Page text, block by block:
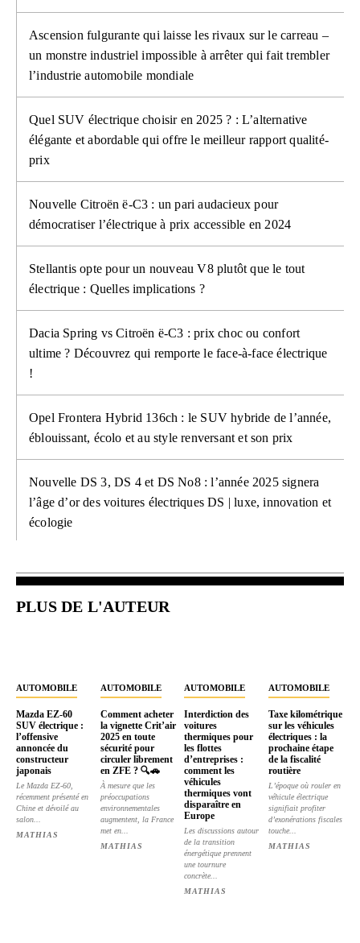
Ascension fulgurante qui laisse les rivaux sur le carreau –
un monstre industriel impossible à arrêter qui fait trembler
l’industrie automobile mondiale
Quel SUV électrique choisir en 2025 ? : L’alternative
élégante et abordable qui offre le meilleur rapport qualité-
prix
Nouvelle Citroën ë-C3 : un pari audacieux pour
démocratiser l’électrique à prix accessible en 2024
Stellantis opte pour un nouveau V8 plutôt que le tout
électrique : Quelles implications ?
Dacia Spring vs Citroën ë-C3 : prix choc ou confort
ultime ? Découvrez qui remporte le face-à-face électrique
!
Opel Frontera Hybrid 136ch : le SUV hybride de l’année,
éblouissant, écolo et au style renversant et son prix
Nouvelle DS 3, DS 4 et DS No8 : l’année 2025 signera
l’âge d’or des voitures électriques DS | luxe, innovation et
écologie
PLUS DE L'AUTEUR
AUTOMOBILE
Mazda EZ-60
SUV électrique :
l’offensive
annoncée du
constructeur
japonais
Le Mazda EZ-60,
récemment présenté en
Chine et dévoilé au
salon...
MATHIAS
AUTOMOBILE
Comment acheter
la vignette Crit’air
2025 en toute
sécurité pour
circuler librement
en ZFE ? 🔍🚗
À mesure que les
préoccupations
environnementales
augmentent, la France
met en...
MATHIAS
AUTOMOBILE
Interdiction des
voitures
thermiques pour
les flottes
d’entreprises :
comment les
véhicules
thermiques vont
disparaître en
Europe
Les discussions autour
de la transition
énergétique prennent
une tournure
concrète...
MATHIAS
AUTOMOBILE
Taxe kilométrique
sur les véhicules
électriques : la
prochaine étape
de la fiscalité
routière
L’époque où rouler en
véhicule électrique
signifiait profiter
d’exonérations fiscales
touche...
MATHIAS